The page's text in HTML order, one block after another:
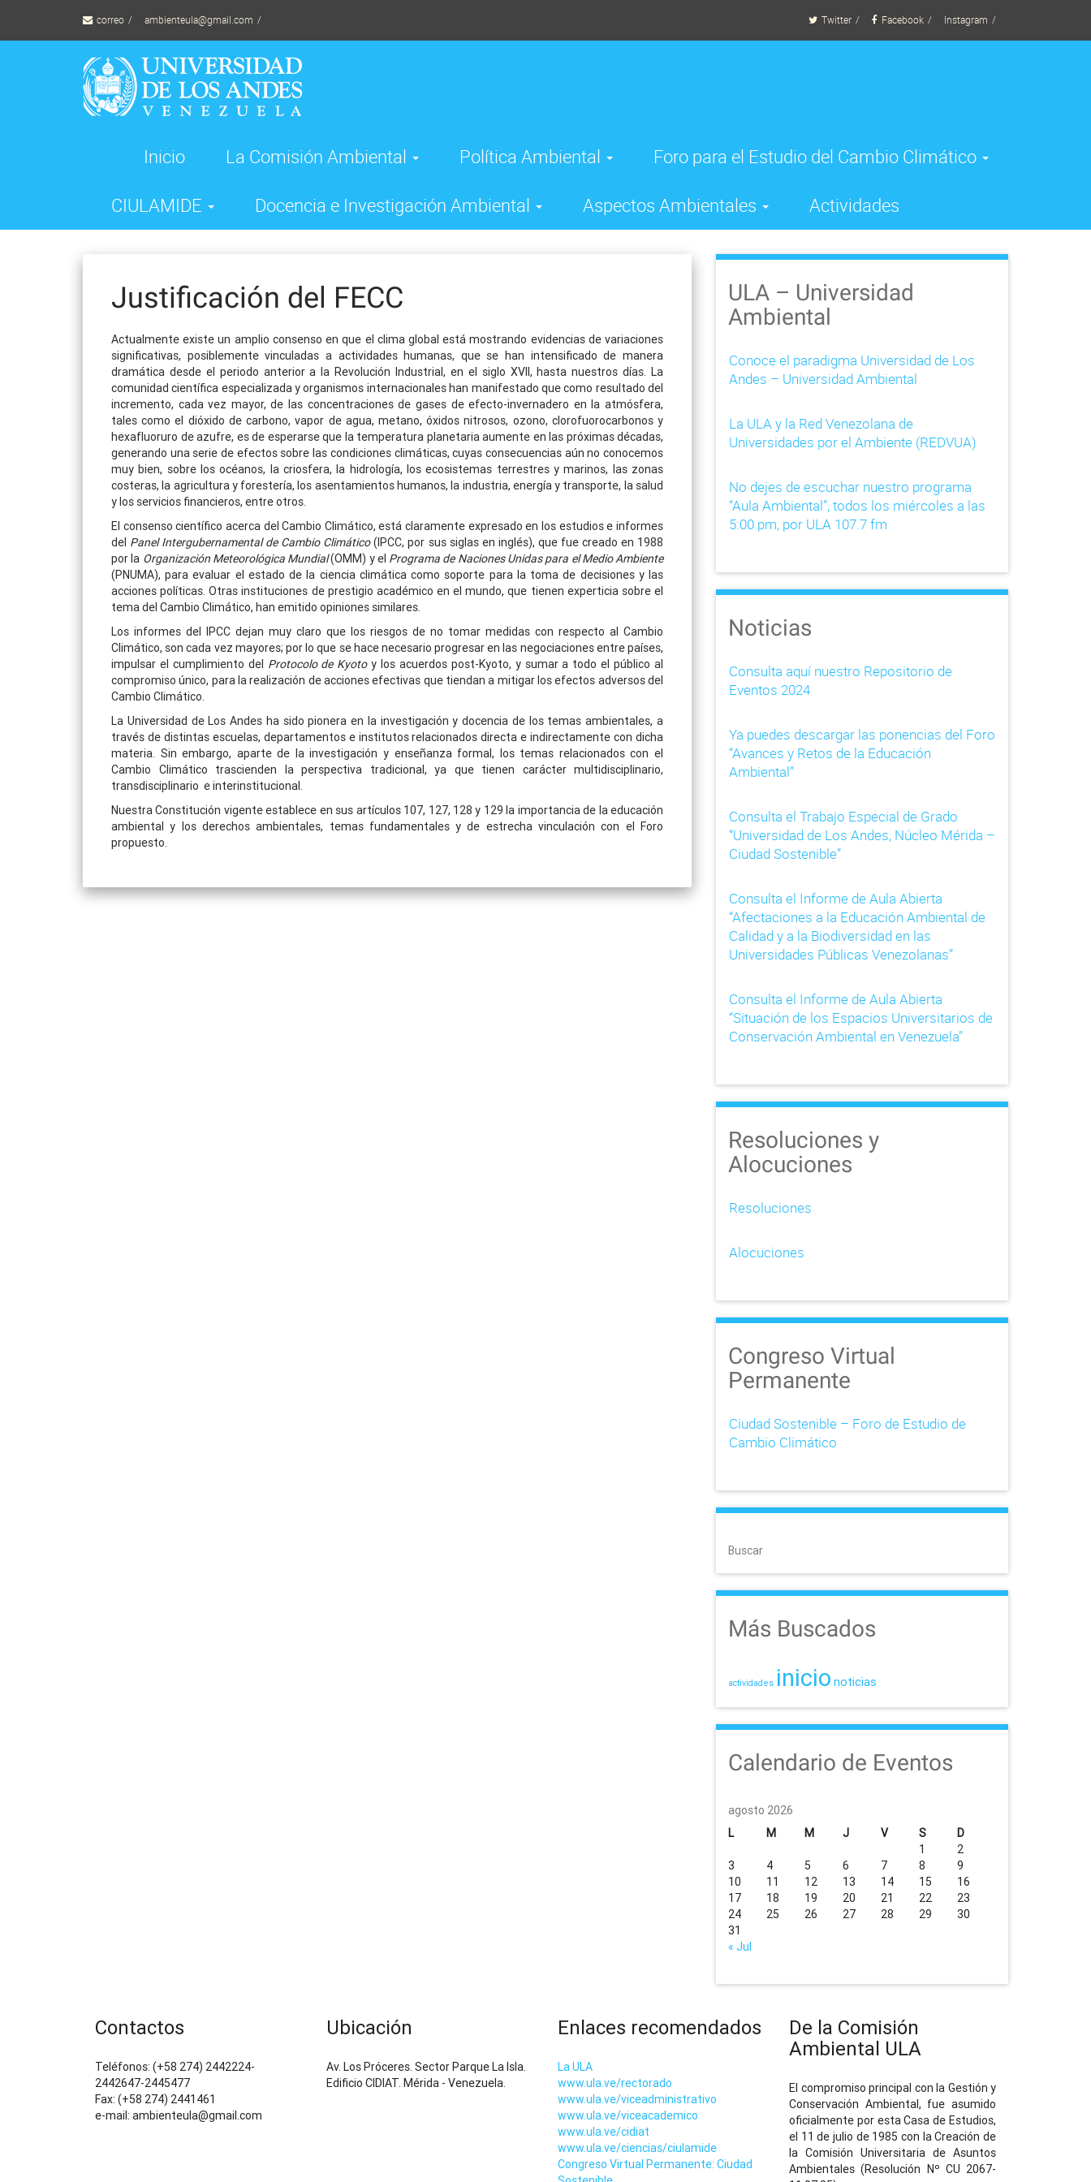
content
correo ambienteula@gmail.com Twitter Facebook Instagram
Inicio La Comisión Ambiental Política Ambiental Foro para el Estudio del Cambio Climático
CIULAMIDE Docencia e Investigación Ambiental Aspectos Ambientales Actividades
Justificación del FECC
Actualmente existe un amplio consenso en que el clima global está mostrando evidencias de variaciones
significativas, posiblemente vinculadas a actividades humanas, que se han intensificado de manera
dramática desde el periodo anterior a la Revolución Industrial, en el siglo XVII, hasta nuestros días. La
comunidad científica especializada y organismos internacionales han manifestado que como resultado del
incremento, cada vez mayor, de las concentraciones de gases de efecto-invernadero en la atmósfera,
tales como el dióxido de carbono, vapor de agua, metano, óxidos nitrosos, ozono, clorofuorocarbonos y
hexafluoruro de azufre, es de esperarse que la temperatura planetaria aumente en las próximas décadas,
generando una serie de efectos sobre las condiciones climáticas, cuyas consecuencias aún no conocemos
muy bien, sobre los océanos, la criosfera, la hidrología, los ecosistemas terrestres y marinos, las zonas
costeras, la agricultura y forestería, los asentamientos humanos, la industria, energía y transporte, la salud
y los servicios financieros, entre otros.
El consenso científico acerca del Cambio Climático, está claramente expresado en los estudios e informes
del Panel Intergubernamental de Cambio Climático(IPCC, por sus siglas en inglés), que fue creado en 1988
por la Organización MeteorológicaMundial(OMM) y el Programa de Naciones Unidas para el Medio Ambiente
(PNUMA), para evaluar el estado de la ciencia climática como soporte para la toma de decisiones y las
acciones políticas. Otras instituciones de prestigio académico en el mundo, que tienen experticia sobre el
tema del Cambio Climático, han emitido opiniones similares.
Los informes del IPCC dejan muy claro que los riesgos de no tomar medidas con respecto al Cambio
Climático, son cada vez mayores; por lo que se hace necesario progresar en las negociaciones entre países,
impulsar el cumplimiento del Protocolo de Kyotoy los acuerdos post-Kyoto, y sumar a todo el público al
compromiso único, para la realización de acciones efectivas que tiendan a mitigar los efectos adversos del
Cambio Climático.
La Universidad de Los Andes ha sido pionera en la investigación y docencia de los temas ambientales, a
través de distintas escuelas, departamentos e institutos relacionados directa e indirectamente con dicha
materia. Sin embargo, aparte de la investigación y enseñanza formal, los temas relacionados con el
Cambio Climático trascienden la perspectiva tradicional, ya que tienen carácter multidisciplinario,
transdisciplinario e interinstitucional.
Nuestra Constitución vigente establece en sus artículos 107, 127, 128 y 129 la importancia de la educación
ambiental y los derechos ambientales, temas fundamentales y de estrecha vinculación con el Foro
propuesto.
ULA – Universidad
Ambiental
Conoce el paradigma Universidad de Los
Andes – Universidad Ambiental
La ULA y la Red Venezolana de
Universidades por el Ambiente (REDVUA)
No dejes de escuchar nuestro programa
“Aula Ambiental”, todos los miércoles a las
5:00 pm, por ULA 107.7 fm
Noticias
Consulta aquí nuestro Repositorio de
Eventos 2024
Ya puedes descargar las ponencias del Foro
“Avances y Retos de la Educación
Ambiental”
Consulta el Trabajo Especial de Grado
“Universidad de Los Andes, Núcleo Mérida –
Ciudad Sostenible”
Consulta el Informe de Aula Abierta
“Afectaciones a la Educación Ambiental de
Calidad y a la Biodiversidad en las
Universidades Públicas Venezolanas”
Consulta el Informe de Aula Abierta
“Situación de los Espacios Universitarios de
Conservación Ambiental en Venezuela”
Resoluciones y
Alocuciones
Resoluciones
Alocuciones
Congreso Virtual
Permanente
Ciudad Sostenible – Foro de Estudio de
Cambio Climático
Buscar
Más Buscados
actividades inicio noticias
Calendario de Eventos
agosto 2026
L
M M J V S D
« Jul
1
2
3
4 5 6 7 8
9
10
11 12 13 14 15
16
17
18 19 20 21 22
23
24
25 26 27 28 29
30
31
Contactos
Teléfonos: (+58 274) 2442224-
2442647-2445477
Fax: (+58 274) 2441461
e-mail: ambienteula@gmail.com
Ubicación
Av. Los Próceres. Sector Parque La Isla.
Edificio CIDIAT. Mérida - Venezuela.
Enlaces recomendados
La ULA
www.ula.ve/rectorado
www.ula.ve/viceadministrativo
www.ula.ve/viceacademico
www.ula.ve/cidiat
www.ula.ve/ciencias/ciulamide
Congreso Virtual Permanente: Ciudad
De la Comisión
Ambiental ULA
El compromiso principal con la Gestión y
Conservación Ambiental, fue asumido
oficialmente por esta Casa de Estudios,
el 11 de julio de 1985 con la Creación de
la Comisión Universitaria de Asuntos
Ambientales (Resolución Nº CU 2067-